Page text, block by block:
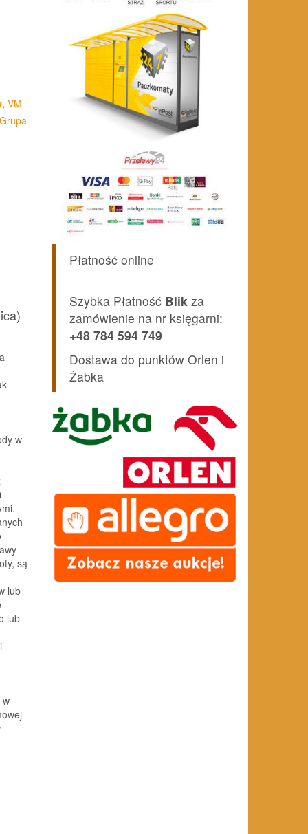
, VM
w
są
lub
lub
w
Płatność online
Szybka Płatność Blik za
zamówienie na nr księgarni:
+48 784 594 749
Dostawa do punktów Orlen i
Żabka